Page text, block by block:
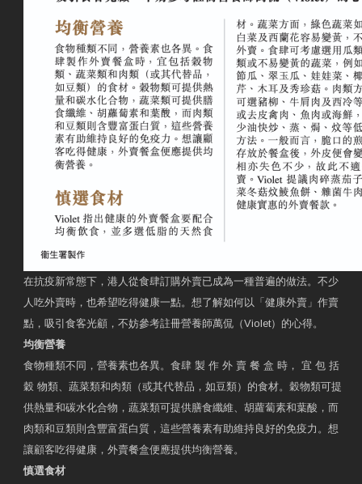
在抗疫新常態下，港人從食肆訂購外賣已成為一種普遍的做法。不少
人吃外賣時，也希望吃得健康一點。想了解如何以「健康外賣」作賣
點，吸引食客光顧，不妨參考註冊營養師萬侃（Violet）的心得。
均衡營養
食物種類不同，營養素也各異。食肆 製 作 外 賣 餐 盒 時， 宜 包 括
穀 物類、蔬菜類和肉類（或其代替品，如豆類）的食材。穀物類可提
供熱量和碳水化合物，蔬菜類可提供膳食纖維、胡蘿蔔素和葉酸，而
肉類和豆類則含豐富蛋白質，這些營養素有助維持良好的免疫力。想
讓顧客吃得健康，外賣餐盒便應提供均衡營養。
慎選食材